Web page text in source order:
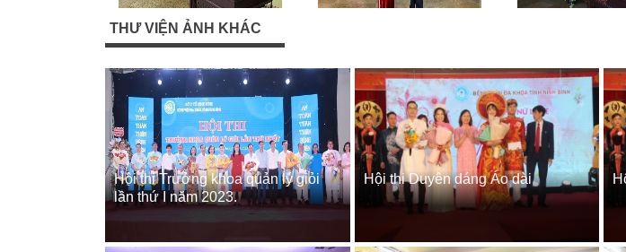
THƯ VIỆN ẢNH KHÁC
Hội thi Trưởng khoa quản lý giỏi
lần thứ I năm 2023.
Hội thi Duyên dáng Áo dài